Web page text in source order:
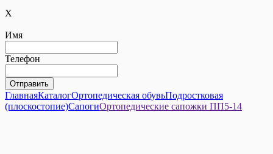
X
Имя
Телефон
ГлавнаяКаталогОртопедическая обувьПодростковая
(плоскостопие)СапогиОртопедические сапожки ПП5-14